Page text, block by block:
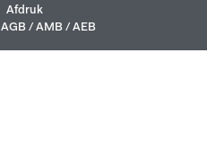
Afdruk
AGB / AMB / AEB